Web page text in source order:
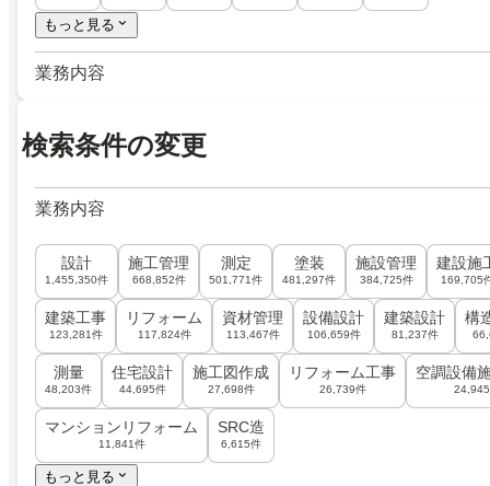
もっと見る
業務内容
検索条件の変更
業務内容
設計
1,455,350件
施工管理
668,852件
測定
501,771件
塗装
481,297件
施設管理
384,725件
建設施
169,705
建築工事
123,281件
リフォーム
117,824件
資材管理
113,467件
設備設計
106,659件
建築設計
81,237件
構
測量
48,203件
住宅設計
44,695件
施工図作成
27,698件
リフォーム工事
26,739件
空調設備
マンションリフォーム
11,841件
SRC造
6,615件
もっと見る